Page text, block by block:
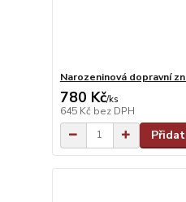
Narozeninová dopravní
780 Kč/ks
645 Kč bez DPH